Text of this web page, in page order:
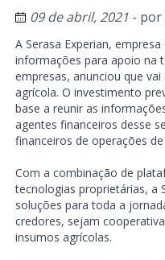
09 de abril, 2021- por
A Serasa Experian,
informações para apoio na
empresas, anunciou que
agrícola. O investimento
base a reunir as
agentes financeiros desse
financeiros de operações
Com a combinação de
tecnologias proprietárias, a
soluções para toda a
credores, sejam
insumos agrícolas.